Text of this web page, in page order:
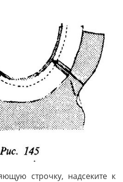
строчку, надсеките к